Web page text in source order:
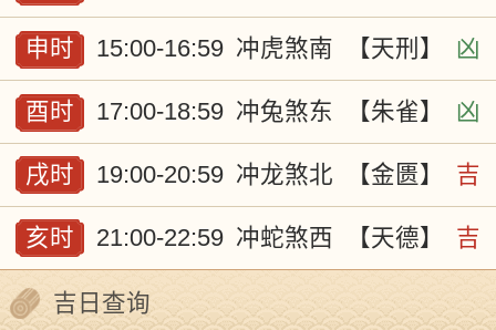
申时 15:00-16:59 冲虎煞南 【天刑】 凶
酉时 17:00-18:59 冲兔煞东 【朱雀】 凶
戌时 19:00-20:59 冲龙煞北 【金匮】 吉
亥时 21:00-22:59 冲蛇煞西 【天德】 吉
吉日查询